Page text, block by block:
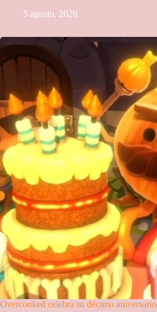
5 agosto, 2026
Overcooked celebra su décimo aniversario